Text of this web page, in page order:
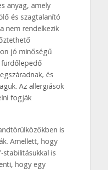
anyag, amely
és szagtalanító
nem rendelkezik
jó minőségű
és
Az allergiások
fogják
is
Amellett, hogy
stabilitásukkal is
hogy egy